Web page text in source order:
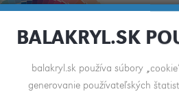
BALAKRYL.SK
balakryl.sk používa súbory
generovanie používateľských